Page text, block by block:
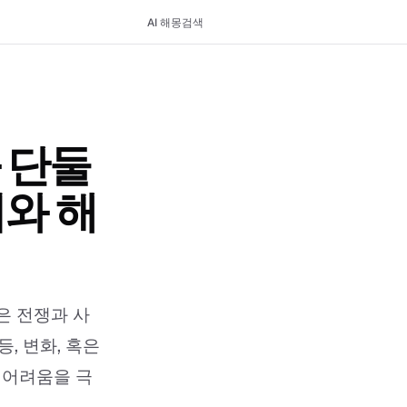
AI 해몽검색
둘
해
전쟁과 사
, 변화, 혹은
려움을 극